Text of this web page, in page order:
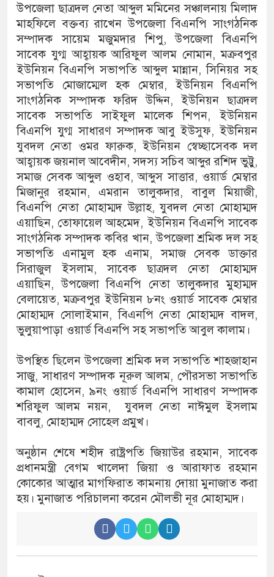
‎উপজেলা ছাত্রদল নেতা আব্দুল মমিনের সঞ্চালনায় মিলাদ
মাহফিলে বক্তব্য রাখেন উপজেলা বিএনপি সাংগঠনিক
সম্পাদক সায়েম মজুমদার শিপু, উপজেলা বিএনপি
সাবেক যুগ্ম আহ্বায়ক আরিফুল আলম নোমান, মক্রবপুর
ইউনিয়ন বিএনপি সভাপতি আব্দুল মান্নান, সিনিয়র সহ
সভাপতি মোজাম্মেল হক মেম্বার, ইউনিয়ন বিএনপি
সাংগঠনিক সম্পাদক ফরিদ উদ্দিন, ইউনিয়ন ছাত্রদল
সাবেক সভাপতি সাইফুল মালেক শিপন, ইউনিয়ন
বিএনপি যুগ্ম সাধারণ সম্পাদক আবু ইউসুফ, ইউনিয়ন
যুবদল নেতা ওমর ফারুক, ইউনিয়ন স্বেচ্ছাসেবক দল
আহ্বায়ক জয়নাল আবেদীন, সদস্য সচিব আব্দুর রশিদ ভুট্টু,
সমাজ সেবক আব্দুল ওহাব, আব্দুস সাত্তার, ওয়ার্ড মেম্বার
মিজানুর রহমান, এমরান তালুকদার, বাবুল মিয়াজী,
বিএনপি নেতা মোহাম্মদ উল্লাহ, যুবদল নেতা মোহাম্মদ
এয়াছিন, তোফায়েল আহমেদ, ইউনিয়ন বিএনপি সাবেক
সাংগঠনিক সম্পাদক কবির খান, উপজেলা শ্রমিক দল সহ
সভাপতি এনামুল হক এনাম, সমাজ সেবক ডাক্তার
সিরাজুল ইসলাম, সাবেক ছাত্রদল নেতা মোহাম্মদ
এয়াছিন, উপজেলা বিএনপি নেতা তালুকদার মুহাম্মদ
বেলায়েত, মক্রবপুর ইউনিয়ন ৮নং ওয়ার্ড সাবেক মেম্বার
মোহাম্মদ সোলাইমান, বিএনপি নেতা মোহাম্মদ বাদল,
ভুলুয়াপাড়া ওয়ার্ড বিএনপি সহ সভাপতি আবুল কালাম।
‎উপস্থিত ছিলেন উপজেলা শ্রমিক দল সভাপতি শাহজাহান
সাজু, সাধারণ সম্পাদক নূরুল আলম, পৌরসভা সভাপতি
কামাল হোসেন, ৯নং ওয়ার্ড বিএনপি সাধারণ সম্পাদক
শরিফুল আলম নয়ন, যুবদল নেতা নাঈমুল ইসলাম
বাবলু, মোহাম্মদ সোহেল প্রমুখ।
‎অনুষ্ঠান শেষে শহীদ রাষ্ট্রপতি জিয়াউর রহমান, সাবেক
প্রধানমন্ত্রী বেগম খালেদা জিয়া ও আরাফাত রহমান
কোকোর আত্মার মাগফিরাত কামনায় দোয়া মুনাজাত করা
হয়। মুনাজাত পরিচালনা করেন মৌলভী নূর মোহাম্মদ।